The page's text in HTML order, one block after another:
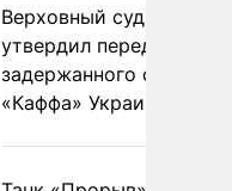
Верховный суд Швеции
утвердил передачу
задержанного
«Каффа» Украине